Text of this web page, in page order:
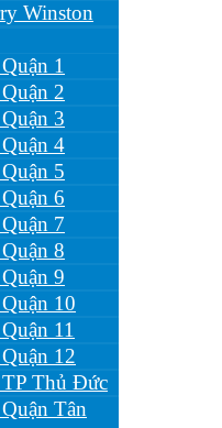
Winston
1
2
3
4
5
6
7
8
9
10
11
12
Thủ Đức
Tân